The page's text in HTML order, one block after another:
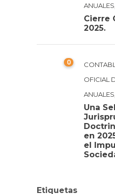
ANUALES
Cierre
2025.
0
OFICIAL
ANUALES
Una
en
el
Etiquetas